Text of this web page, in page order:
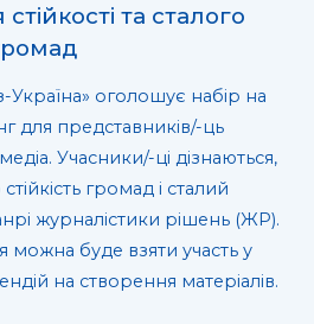
та сталого
Україна» оголошує набір на
для представників/-ць
Учасники/-ці дізнаються,
громад і сталий
журналістики рішень (ЖР).
можна буде взяти участь у
на створення матеріалів.